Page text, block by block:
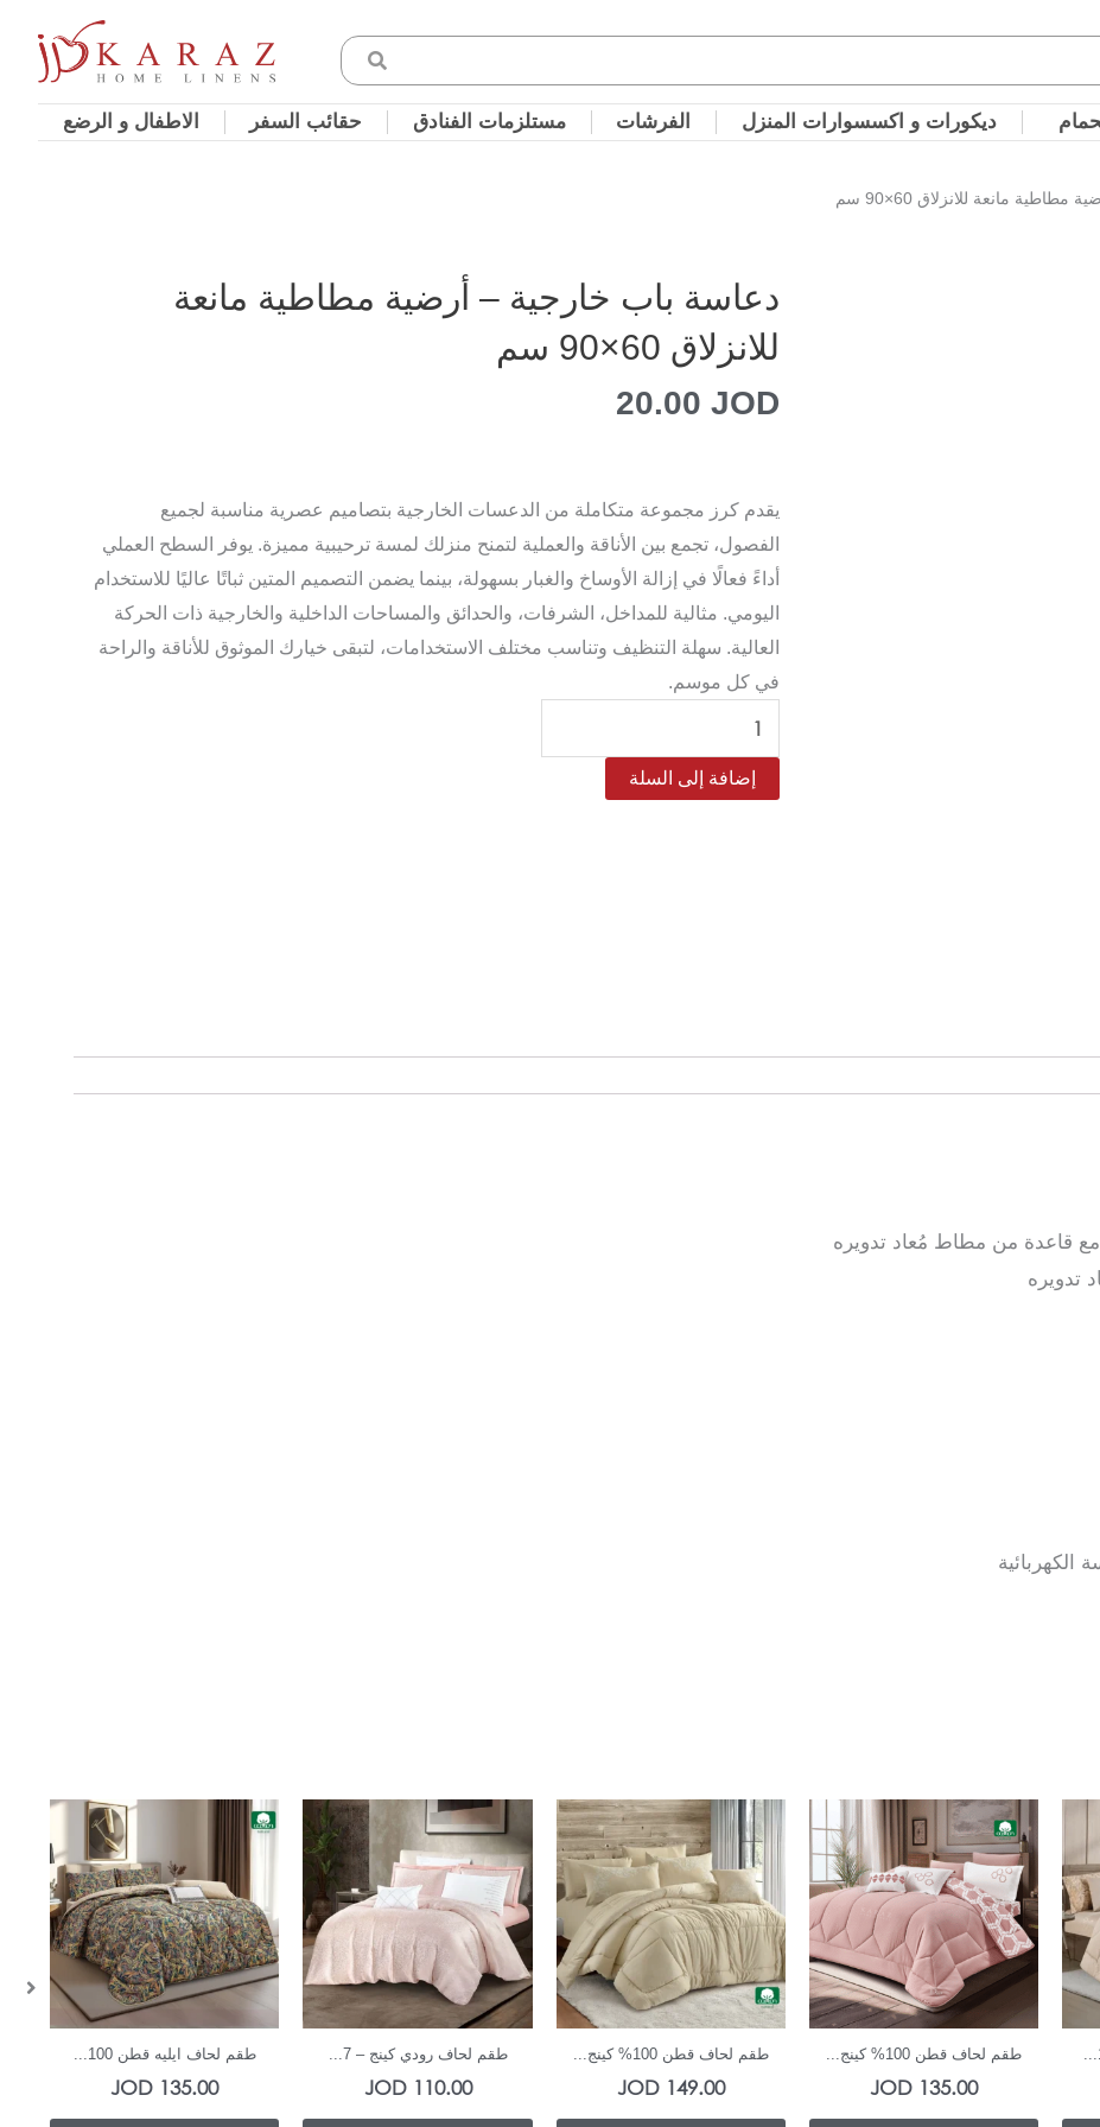
ديكورات و اكسسوارات المنزل الفرشات مستلزمات الفنادق حقائب السفر الاطفال و الرضع
مانعة للانزلاق 60×90 سم
دعاسة باب خارجية – أرضية مطاطية مانعة
للانزلاق 60×90 سم
20.00JOD
يقدم كرز مجموعة متكاملة من الدعسات الخارجية بتصاميم عصرية مناسبة لجميع
الفصول، تجمع بين الأناقة والعملية لتمنح منزلك لمسة ترحيبية مميزة. يوفر السطح العملي
أداءً فعالًا في إزالة الأوساخ والغبار بسهولة، بينما يضمن التصميم المتين ثباتًا عاليًا للاستخدام
اليومي. مثالية للمداخل، الشرفات، والحدائق والمساحات الداخلية والخارجية ذات الحركة
العالية. سهلة التنظيف وتناسب مختلف الاستخدامات، لتبقى خيارك الموثوق للأناقة والراحة
في كل موسم.
كمية
دعاسة
باب
إضافة إلى السلة
قاعدة من مطاط مُعاد تدويره
In Stock
طقم لحاف قطن 100% كينج...
135.00
JOD
In Stock
طقم لحاف قطن 100% كينج...
149.00
JOD
طقم لحاف رودي كينج – 7...
110.00
JOD
In Stock
طقم لحاف ايليه قطن 100...
135.00
JOD